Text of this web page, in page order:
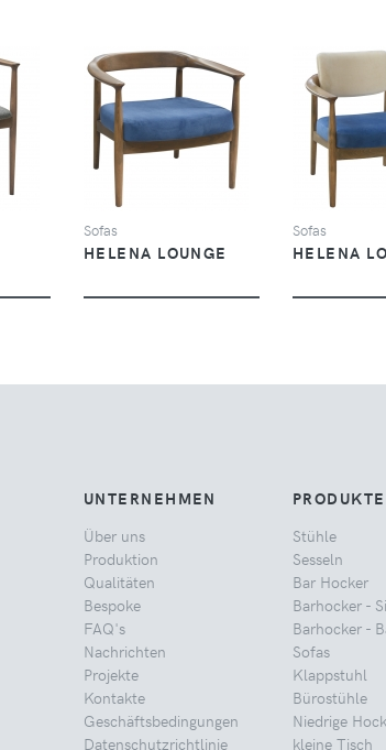
SEHEN
Sofas
HELENA LOUNGE
Sofas
HELENA
UNTERNEHMEN
Über uns
Produktion
Qualitäten
Bespoke
FAQ's
Nachrichten
Projekte
Kontakte
Geschäftsbedingungen
Datenschutzrichtlinie
PRODUKTE
Stühle
Sesseln
Bar Hocker
Barhocker -
Barhocker -
Sofas
Klappstuhl
Bürostühle
Niedrige
kleine Tisch